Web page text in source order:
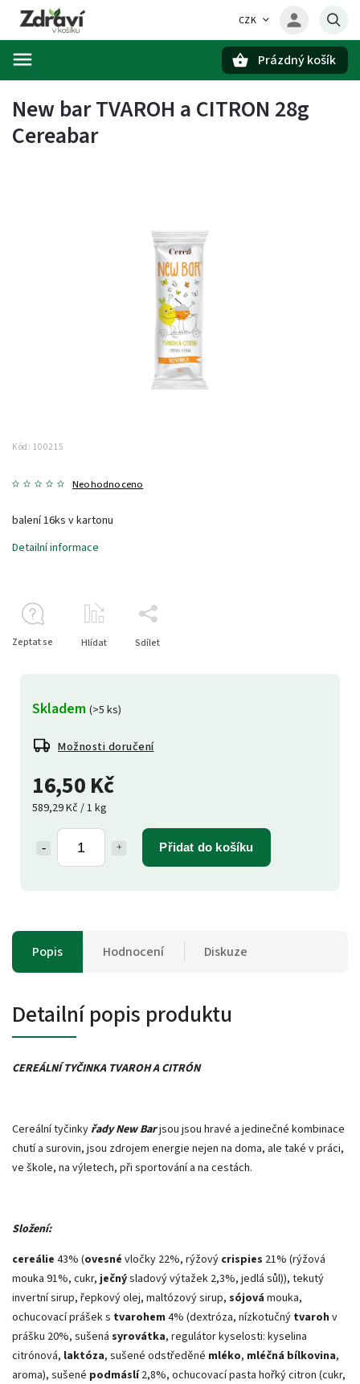
CZK
Prázdný košík
New bar TVAROH a CITRON 28g
Cereabar
Kód: 100215
Neohodnoceno
16,50 Kč
589,29 Kč / 1 kg
Přidat do košíku
Skladem (>5 ks)
Možnosti doručení
balení 16ks v kartonu
Detailní informace
Zeptat se Hlídat Sdílet
Popis Hodnocení Diskuze
Detailní popis produktu
CEREÁLNÍ TYČINKA TVAROH A CITRÓN
Cereální tyčinky řady New Barjsou jsou hravé a jedinečné kombinace
chutí a surovin, jsou zdrojem energie nejen na doma, ale také v práci,
ve škole, na výletech, při sportování a na cestách.
Složení:
cereálie 43% (ovesné vločky 22%, rýžový crispies 21% (rýžová
mouka 91%, cukr, ječnýsladový výtažek 2,3%, jedlá sůl)), tekutý
invertní sirup, řepkový olej, maltózový sirup, sójová mouka,
ochucovací prášek s tvarohem 4% (dextróza, nízkotučný tvaroh v
prášku 20%, sušená syrovátka, regulátor kyselosti: kyselina
citrónová, laktóza, sušené odstředěné mléko, mléčná bílkovina,
aroma), sušené podmáslí2,8%, ochucovací pasta hořký citron (cukr,